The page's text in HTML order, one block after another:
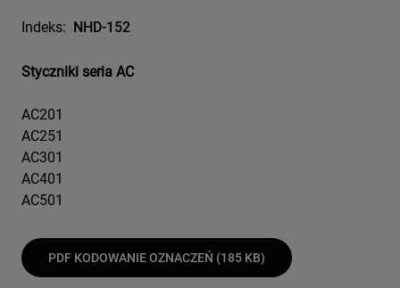
Indeks: NHD-152
Styczniki seria AC
AC201
AC251
AC301
AC401
AC501
PDF KODOWANIE OZNACZEŃ (185 KB)